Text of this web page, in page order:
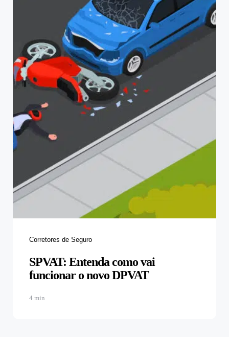
Categories
Corretores de Seguro
SPVAT: Entenda como vai
funcionar o novo DPVAT
4 min